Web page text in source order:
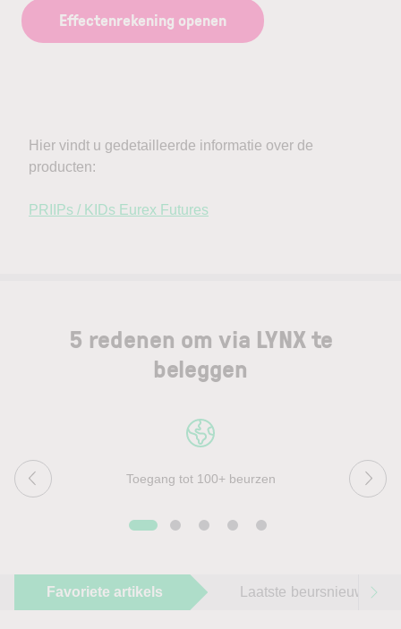
Effectenrekening openen
5 redenen om via LYNX te
beleggen
Toegang tot 100+ beurzen
Favoriete artikels Laatste beursnieuws